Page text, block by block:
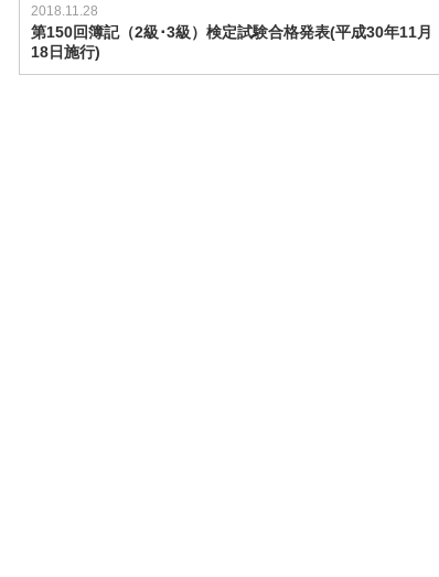
2018.11.28
第150回簿記（2級･3級）検定試験合格発表(平成30年11月
18日施行)